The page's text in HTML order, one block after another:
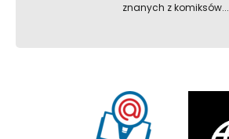
znanych z komiksów...